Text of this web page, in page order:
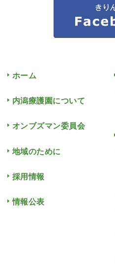
ホーム
内潟療護園について
オンブズマン委員会
地域のために
採用情報
情報公表